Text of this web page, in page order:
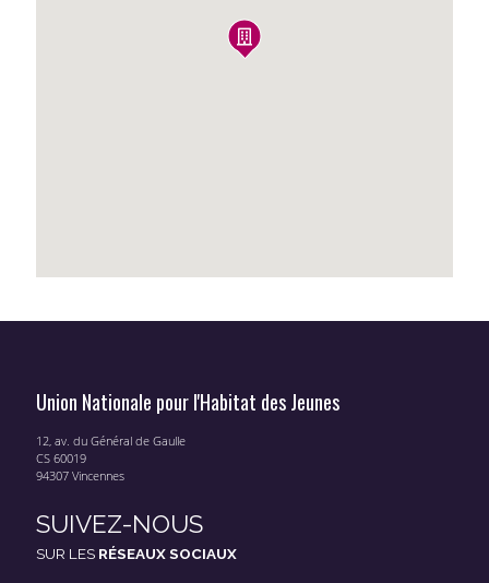
Union Nationale pour l'Habitat des Jeunes
12, av. du Général de Gaulle
CS 60019
94307 Vincennes
SUIVEZ-NOUS
SUR LES RÉSEAUX SOCIAUX